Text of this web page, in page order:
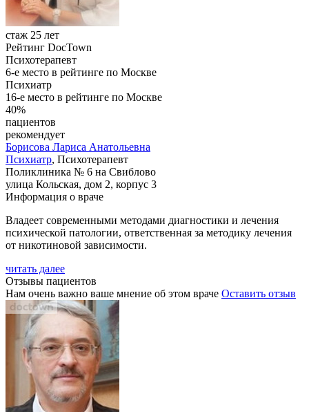
стаж 25 лет
Рейтинг DocTown
Психотерапевт
6-е место в рейтинге по Москве
Психиатр
16-е место в рейтинге по Москве
40%
пациентов
рекомендует
Борисова Лариса Анатольевна
Психиатр, Психотерапевт
Поликлиника № 6 на Свиблово
улица Кольская, дом 2, корпус 3
Информация о враче
Владеет современными методами диагностики и лечения
психической патологии, ответственная за методику лечения
от никотиновой зависимости.
читать далее
Отзывы пациентов
Нам очень важно ваше мнение об этом враче Оставить отзыв